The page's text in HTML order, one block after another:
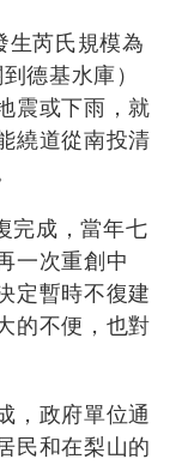
生芮氏規模為
德基水庫）
震或下雨，就
繞道從南投清
完成，當年七
一次重創中
定暫時不復建
的不便，也對
，政府單位通
民和在梨山的